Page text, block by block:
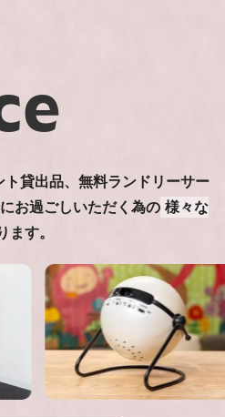
貸出品、無料ランドリーサー
にお過ごしいただく為の 様々な
ます。